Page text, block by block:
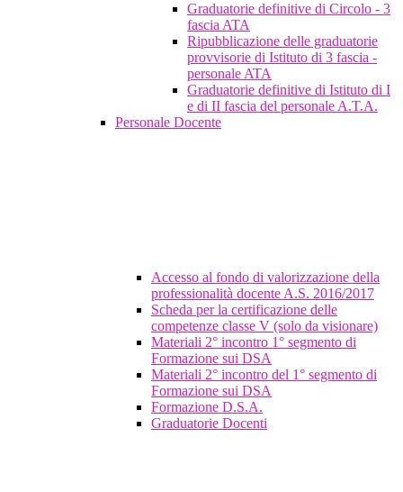
Graduatorie definitive di Circolo - 3
fascia ATA
Ripubblicazione delle graduatorie
provvisorie di Istituto di 3 fascia -
personale ATA
Graduatorie definitive di Istituto di I
e di II fascia del personale A.T.A.
Personale Docente
Accesso al fondo di valorizzazione della
professionalità docente A.S. 2016/2017
Scheda per la certificazione delle
competenze classe V (solo da visionare)
Materiali 2° incontro 1° segmento di
Formazione sui DSA
Materiali 2° incontro del 1° segmento di
Formazione sui DSA
Formazione D.S.A.
Graduatorie Docenti